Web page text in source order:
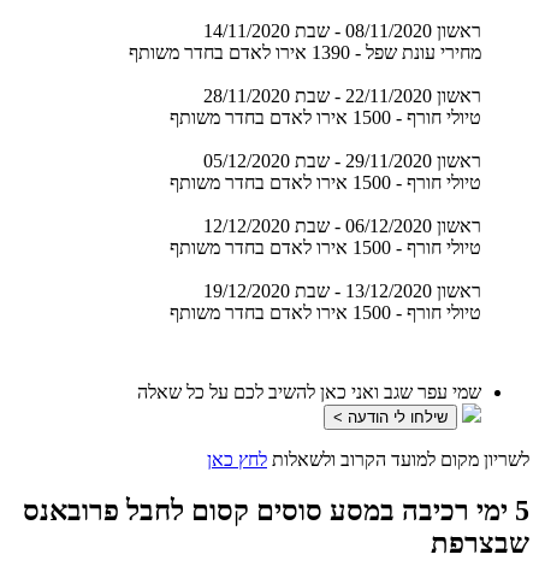
ראשון 08/11/2020 - שבת 14/11/2020
מחירי עונת שפל - 1390 אירו לאדם בחדר משותף
ראשון 22/11/2020 - שבת 28/11/2020
טיולי חורף - 1500 אירו לאדם בחדר משותף
ראשון 29/11/2020 - שבת 05/12/2020
טיולי חורף - 1500 אירו לאדם בחדר משותף
ראשון 06/12/2020 - שבת 12/12/2020
טיולי חורף - 1500 אירו לאדם בחדר משותף
ראשון 13/12/2020 - שבת 19/12/2020
טיולי חורף - 1500 אירו לאדם בחדר משותף
שמי עפר שגב ואני כאן להשיב לכם על כל שאלה
שילחו לי הודעה >
לשריון מקום למועד הקרוב ולשאלות לחץ כאן
5 ימי רכיבה במסע סוסים קסום לחבל פרובאנס
שבצרפת